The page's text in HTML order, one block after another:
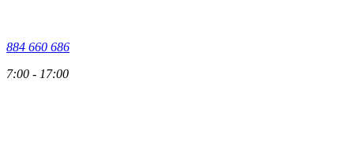
884 660 686
7:00 - 17:00